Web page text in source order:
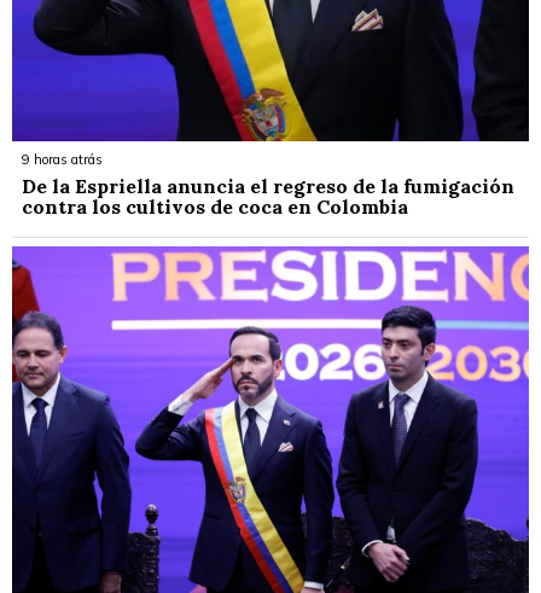
9 horas atrás
De la Espriella anuncia el regreso de la fumigación
contra los cultivos de coca en Colombia